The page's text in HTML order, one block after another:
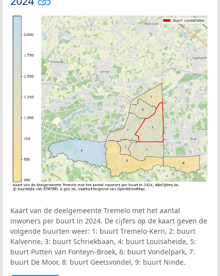
Kaart van de deelgemeente Tremelo met het aantal
inwoners per buurt in 2024. De cijfers op de kaart geven de
volgende buurten weer: 1: buurt Tremelo-Kern, 2: buurt
Kalvenne, 3: buurt Schriekbaan, 4: buurt Louisaheide, 5:
buurt Putten van Fonteyn-Broek, 6: buurt Vondelpark, 7:
buurt De Moor, 8: buurt Geetsvondel, 9: buurt Ninde.